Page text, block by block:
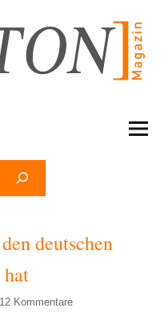
deutschen
12 Kommentare